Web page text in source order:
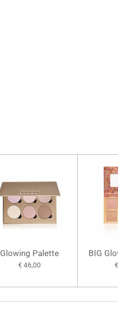
Glowing Palette
€ 46,00
BIG